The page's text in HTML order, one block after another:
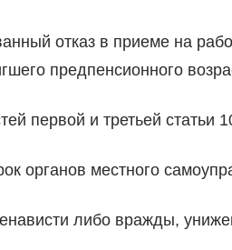
отказ в приеме на
предпенсионного
первой и третьей статьи
органов местного
либо вражды,